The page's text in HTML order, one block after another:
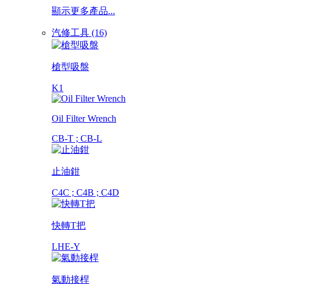
顯示更多產品...
汽修工具 (16)
槍型吸盤
K1
Oil Filter Wrench
CB-T ; CB-L
止油鉗
C4C ; C4B ; C4D
快轉T把
LHE-Y
氣動接桿